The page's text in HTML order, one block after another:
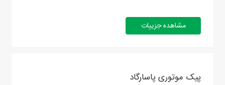
مشاهده جزییات
پیک موتوری پاسارگاد